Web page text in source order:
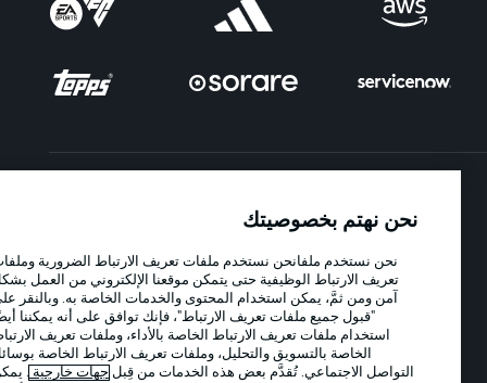
الإخطارات القانونية
شروط الاستخدام الوظائف
جهة النشر تواصل معنا
نحن نهتم بخصوصيتك
نحن نستخدم ملفانحن نستخدم ملفات تعريف الارتباط الضرورية وملفات
تعريف الارتباط الوظيفية حتى يتمكن موقعنا الإلكتروني من العمل بشكل
آمن ومن ثمَّ، يمكن استخدام المحتوى والخدمات الخاصة به. وبالنقر على
"قبول جميع ملفات تعريف الارتباط"، فإنك توافق على أنه يمكننا أيضًا
استخدام ملفات تعريف الارتباط الخاصة بالأداء، وملفات تعريف الارتباط
الخاصة بالتسويق والتحليل، وملفات تعريف الارتباط الخاصة بوسائل
التواصل الاجتماعي. تُقدَّم بعض هذه الخدمات من قِبل جهات خارجية . يمكن